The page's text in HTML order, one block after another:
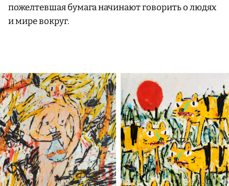
пожелтевшая бумага начинают говорить о людях
и мире вокруг.